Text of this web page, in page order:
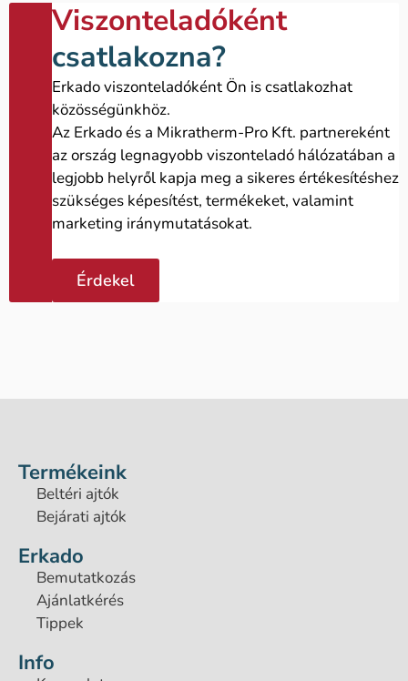
Viszonteladóként
csatlakozna?
Erkado viszonteladóként Ön is csatlakozhat
közösségünkhöz.
Az Erkado és a Mikratherm-Pro Kft. partnereként
az ország legnagyobb viszonteladó hálózatában a
legjobb helyről kapja meg a sikeres értékesítéshez
szükséges képesítést, termékeket, valamint
marketing iránymutatásokat.
Érdekel
Termékeink
Beltéri ajtók
Bejárati ajtók
Erkado
Bemutatkozás
Ajánlatkérés
Tippek
Info